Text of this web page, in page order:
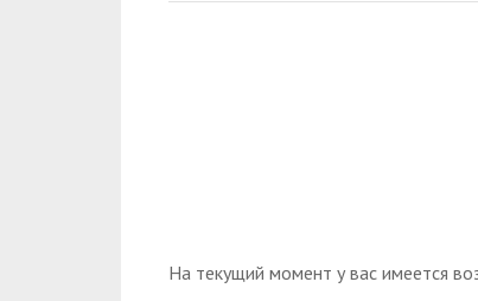
На текущий момент у вас имеется